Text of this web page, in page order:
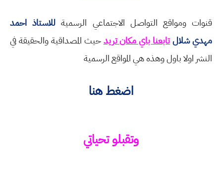
قنوات ومواقع التواصل الاجتماعي الرسمية للاستاذ احمد
مهدي شلالتابعنا باي مكان تريدحيث المصداقية والحقيقة في
النشر اولا باول وهذه هي المواقع الرسمية
اضغط هنا
وتقبلو تحياتي